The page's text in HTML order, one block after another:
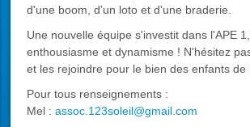
d'une boom, d'un loto et d'une braderie.
Une nouvelle équipe s'investit dans l'APE
enthousiasme et dynamisme ! N'hésitez
et les rejoindre pour le bien des enfants de
Pour tous renseignements :
Mel :assoc.123soleil@gmail.com